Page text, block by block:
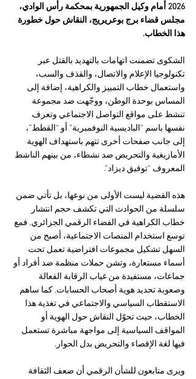
2026 أمام وكيل الجمهورية بمحكمة رأس الوادي،
مجلس قضاء برج بوعريريج، النقاش حول خطورة
هذا الخطاب.
الشكوى تضمنت اتهامات بالتهديد بالقتل عبر
تكنولوجيا الإعلام والاتصال، والقذف والسب،
واستعمال خطاب التمييز والكراهية، إضافة إلى
المساس بوحدة الوطن، ووجّهت ضد مجموعة
تنشط على مواقع التواصل الاجتماعي وتعرف
نفسها باسم “الباديسية النوفمبرية” أو “القطط”،
إلى جانب صفحات أخرى تتهم باستهداف الهوية
الأمازيغية والتحريض ضد نشطاء، من بينهم الناشط
المعروف “توفيق ديزاد”.
هذه القضية ليست الأولى من نوعها، بل تأتي ضمن
سلسلة من الحوادث التي تكشف حجم انتشار
خطاب الكراهية في الفضاء الرقمي الجزائري. فمع
توسع استخدام المنصات الاجتماعية، أصبح من
السهل تشكيل مجموعات افتراضية تعمل تحت
أسماء مستعارة، وتشن حملات منظمة ضد أفراد أو
جماعات، مستفيدة من غياب الرقابة الفعالة
وصعوبة تحديد هوية أصحاب الحسابات. كما ساهم
الاستقطاب السياسي والاجتماعي في تغذية هذا
الخطاب، حيث تحوّل النقاش حول الهوية أو
المواقف السياسية إلى مواجهة مباشرة تستعمل
فيها لغة الإقصاء والتحريض بدل الحوار.
ويرى متابعون للشأن الرقمي أن ضعف الثقافة